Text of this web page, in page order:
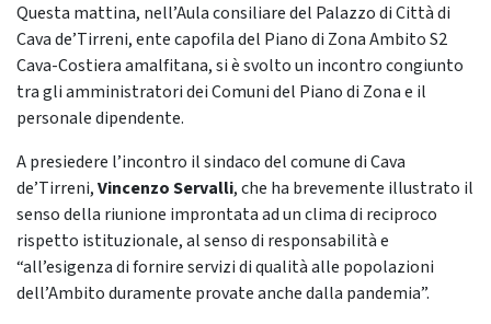
Questa mattina, nell’Aula consiliare del Palazzo di Città di
Cava de’Tirreni, ente capofila del Piano di Zona Ambito S2
Cava-Costiera amalfitana, si è svolto un incontro congiunto
tra gli amministratori dei Comuni del Piano di Zona e il
personale dipendente.
A presiedere l’incontro il sindaco del comune di Cava
de’Tirreni,Vincenzo Servalli, che ha brevemente illustrato il
senso della riunione improntata ad un clima di reciproco
rispetto istituzionale, al senso di responsabilità e
“all’esigenza di fornire servizi di qualità alle popolazioni
dell’Ambito duramente provate anche dalla pandemia”.